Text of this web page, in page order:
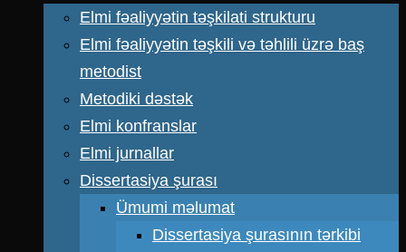
Elmi fəaliyyətin təşkilati strukturu
Elmi fəaliyyətin təşkili və təhlili üzrə baş
metodist
Metodiki dəstək
Elmi konfranslar
Elmi jurnallar
Dissertasiya şurası
Ümumi məlumat
Dissertasiya şurasının tərkibi